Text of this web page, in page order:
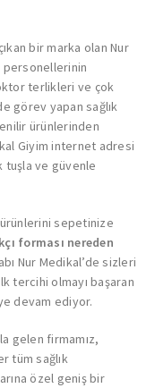
bir marka olan Nur
personellerinin
terlikleri ve çok
görev yapan sağlık
ürünlerinden
Giyim internet adresi
tuşla ve güvenle
ürünlerini sepetinize
forması nereden
Nur Medikal’de sizleri
tercihi olmayı başaran
devam ediyor.
gelen firmamız,
tüm sağlık
özel geniş bir